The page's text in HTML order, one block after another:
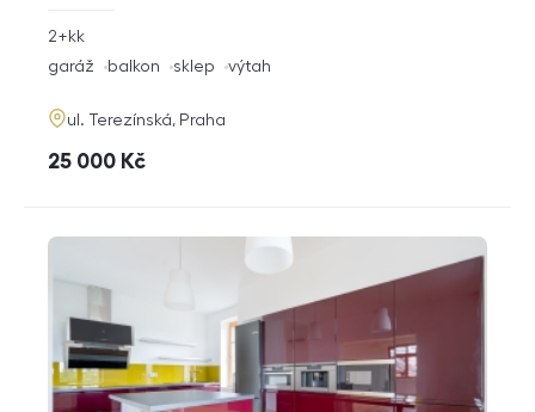
rozměry
2+kk
funkce
garáž balkon sklep výtah
adresa
ul. Terezínská, Praha
cena
25 000 Kč